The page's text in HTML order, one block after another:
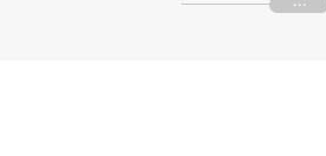
подходящую им одежду. Курс